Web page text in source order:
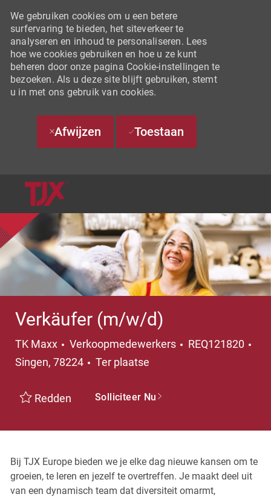
We gebruiken cookies om u een betere
surfervaring te bieden, het siteverkeer te
analyseren en inhoud te personaliseren. Lees
hoe we cookies gebruiken en hoe u ze kunt
beheren door onze pagina Cookie-instellingen te
bezoeken. Als u deze site blijft gebruiken, stemt
u in met ons gebruik van cookies.
Afwijzen Toestaan
Verkäufer (m/w/d)
TK Maxx Categorie
Verkoopmedewerkers
REQ121820
Plaats
Singen, 78224 Ter plaatse
Redden Solliciteer Nu
Bij TJX Europe bieden we je elke dag nieuwe kansen om te
groeien, te leren en jezelf te overtreffen. Je maakt deel uit
van een dynamisch team dat diversiteit omarmt,